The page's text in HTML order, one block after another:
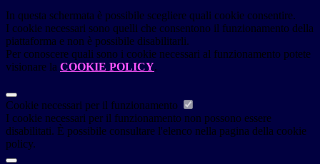
In questa schermata è possibile scegliere quali cookie consentire.
I cookie necessari sono quelli che consentono il funzionamento della
piattaforma e non è possibile disabilitarli.
Per conoscere quali sono i cookie necessari al funzionamento potete
visionare la COOKIE POLICY.
Cookie necessari per il funzionamento
I cookie necessari per il funzionamento non possono essere
disabilitati. È possibile consultare l'elenco nella pagina della cookie
policy.